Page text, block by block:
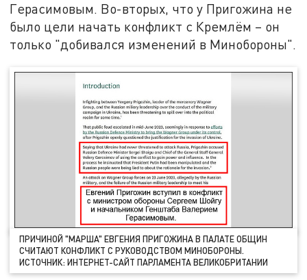
Герасимовым. Во-вторых, что у Пригожина не
было цели начать конфликт с Кремлём – он
только "добивался изменений в Минобороны".
ПРИЧИНОЙ "МАРША" ЕВГЕНИЯ ПРИГОЖИНА В ПАЛАТЕ ОБЩИН
СЧИТАЮТ КОНФЛИКТ С РУКОВОДСТВОМ МИНОБОРОНЫ.
ИСТОЧНИК: ИНТЕРНЕТ-САЙТ ПАРЛАМЕНТА ВЕЛИКОБРИТАНИИ